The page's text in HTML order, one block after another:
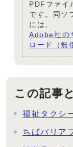
PDFファ
です。同ソ
には、
Adobe社の
ロード（無
この記事
福祉タクシ
ちばバリア